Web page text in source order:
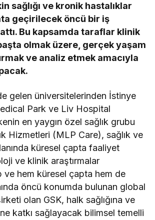
sağlığı ve kronik hastalıklar
geçirilecek öncü bir iş
Bu kapsamda taraflar klinik
olmak üzere, gerçek yaşam
ve analiz etmek amacıyla
gelen üniversitelerinden İstinye
Park ve Liv Hospital
en yaygın özel sağlık grubu
Hizmetleri (MLP Care), sağlık ve
küresel çapta faaliyet
ve klinik araştırmalar
ve hem küresel çapta hem de
öncü konumda bulunan global
olan GSK, halk sağlığına ve
katkı sağlayacak bilimsel temelli